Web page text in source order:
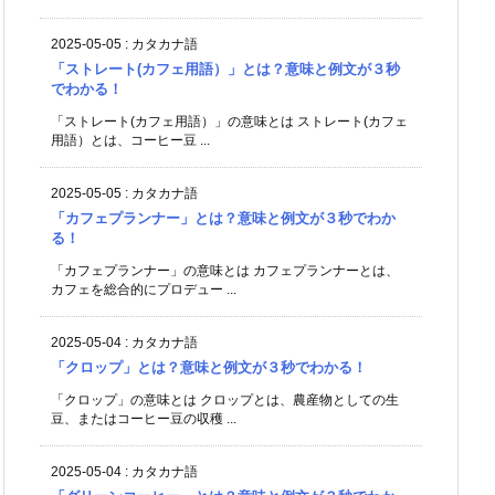
2025-05-05 : カタカナ語
「ストレート(カフェ用語）」とは？意味と例文が３秒
でわかる！
「ストレート(カフェ用語）」の意味とは ストレート(カフェ
用語）とは、コーヒー豆 ...
2025-05-05 : カタカナ語
「カフェプランナー」とは？意味と例文が３秒でわか
る！
「カフェプランナー」の意味とは カフェプランナーとは、
カフェを総合的にプロデュー ...
2025-05-04 : カタカナ語
「クロップ」とは？意味と例文が３秒でわかる！
「クロップ」の意味とは クロップとは、農産物としての生
豆、またはコーヒー豆の収穫 ...
2025-05-04 : カタカナ語